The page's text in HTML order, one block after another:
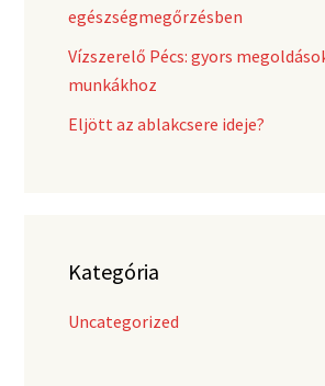
egészségmegőrzésben
Vízszerelő Pécs: gyors
munkákhoz
Eljött az ablakcsere ideje?
Kategória
Uncategorized